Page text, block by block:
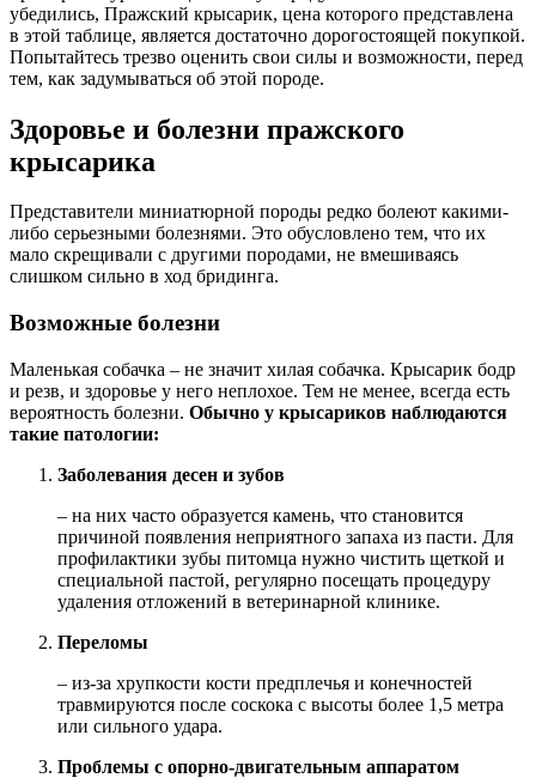
убедились, Пражский крысарик, цена которого представлена
в этой таблице, является достаточно дорогостоящей покупкой.
Попытайтесь трезво оценить свои силы и возможности, перед
тем, как задумываться об этой породе.
Здоровье и болезни пражского
крысарика
Представители миниатюрной породы редко болеют какими-
либо серьезными болезнями. Это обусловлено тем, что их
мало скрещивали с другими породами, не вмешиваясь
слишком сильно в ход бридинга.
Возможные болезни
Маленькая собачка – не значит хилая собачка. Крысарик бодр
и резв, и здоровье у него неплохое. Тем не менее, всегда есть
вероятность болезни. Обычно у крысариков наблюдаются
такие патологии:
Заболевания десен и зубов
– на них часто образуется камень, что становится
причиной появления неприятного запаха из пасти. Для
профилактики зубы питомца нужно чистить щеткой и
специальной пастой, регулярно посещать процедуру
удаления отложений в ветеринарной клинике.
Переломы
– из-за хрупкости кости предплечья и конечностей
травмируются после соскока с высоты более 1,5 метра
или сильного удара.
Проблемы с опорно-двигательным аппаратом